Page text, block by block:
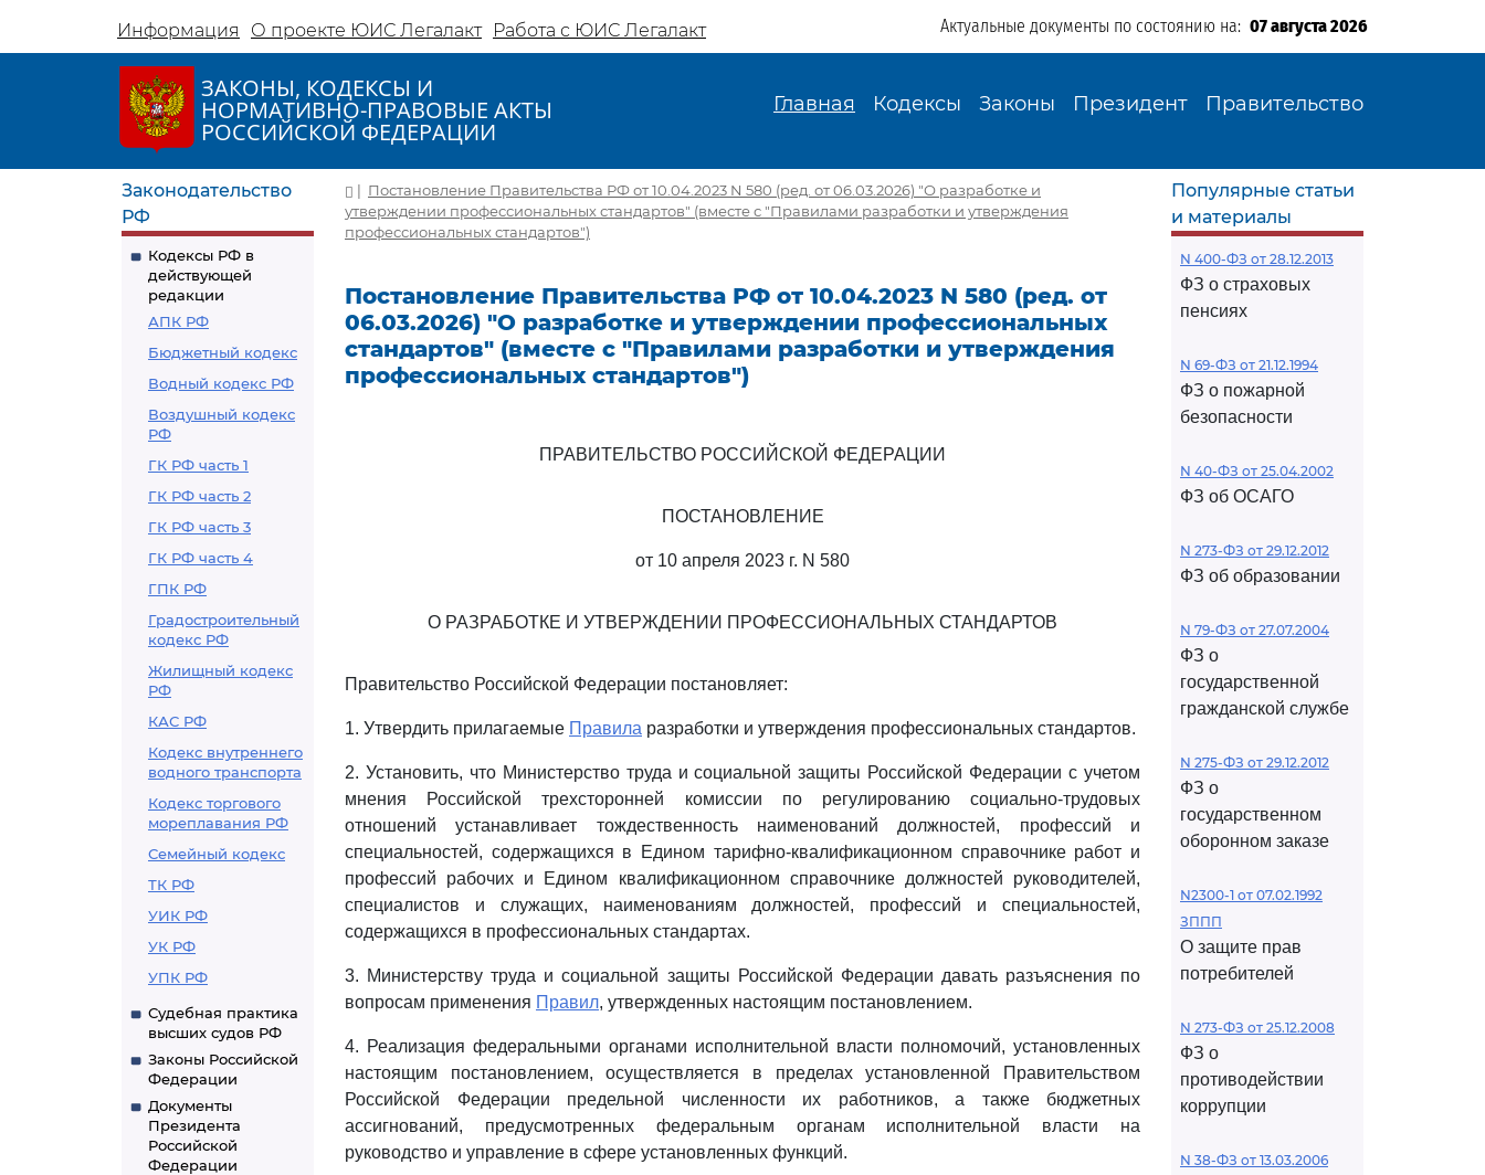
Информация О проекте ЮИС Легалакт Работа с ЮИС Легалакт Актуальные документы по состоянию на: 07 августа 2026
ЗАКОНЫ, КОДЕКСЫ И
НОРМАТИВНО-ПРАВОВЫЕ АКТЫ
РОССИЙСКОЙ ФЕДЕРАЦИИ
Главная Кодексы Законы Президент Правительство
Законодательство
РФ
Кодексы РФ в
действующей
редакции
АПК РФ
Бюджетный кодекс
Водный кодекс РФ
Воздушный кодекс
РФ
ГК РФ часть 1
ГК РФ часть 2
ГК РФ часть 3
ГК РФ часть 4
ГПК РФ
Градостроительный
кодекс РФ
Жилищный кодекс
РФ
КАС РФ
Кодекс внутреннего
водного транспорта
Кодекс торгового
мореплавания РФ
Семейный кодекс
ТК РФ
УИК РФ
УК РФ
УПК РФ
Судебная практика
высших судов РФ
Законы Российской
Федерации
Документы
Президента
Российской
Федерации
| Постановление Правительства РФ от 10.04.2023 N 580 (ред. от 06.03.2026) "О разработке и
утверждении профессиональных стандартов" (вместе с "Правилами разработки и утверждения
профессиональных стандартов")
Постановление Правительства РФ от 10.04.2023 N 580 (ред. от
06.03.2026) "О разработке и утверждении профессиональных
стандартов" (вместе с "Правилами разработки и утверждения
профессиональных стандартов")
ПРАВИТЕЛЬСТВО РОССИЙСКОЙ ФЕДЕРАЦИИ
ПОСТАНОВЛЕНИЕ
от 10 апреля 2023 г. N 580
О РАЗРАБОТКЕ И УТВЕРЖДЕНИИ ПРОФЕССИОНАЛЬНЫХ СТАНДАРТОВ
Правительство Российской Федерации постановляет:
1. Утвердить прилагаемые Правила разработки и утверждения профессиональных стандартов.
2. Установить, что Министерство труда и социальной защиты Российской Федерации с учетом
мнения Российской трехсторонней комиссии по регулированию социально-трудовых
отношений устанавливает тождественность наименований должностей, профессий и
специальностей, содержащихся в Едином тарифно-квалификационном справочнике работ и
профессий рабочих и Едином квалификационном справочнике должностей руководителей,
специалистов и служащих, наименованиям должностей, профессий и специальностей,
содержащихся в профессиональных стандартах.
3. Министерству труда и социальной защиты Российской Федерации давать разъяснения по
вопросам применения Правил, утвержденных настоящим постановлением.
4. Реализация федеральными органами исполнительной власти полномочий, установленных
настоящим постановлением, осуществляется в пределах установленной Правительством
Российской Федерации предельной численности их работников, а также бюджетных
ассигнований, предусмотренных федеральным органам исполнительной власти на
руководство и управление в сфере установленных функций.
Популярные статьи
и материалы
N 400-ФЗ от 28.12.2013
ФЗ о страховых
пенсиях
N 69-ФЗ от 21.12.1994
ФЗ о пожарной
безопасности
N 40-ФЗ от 25.04.2002
ФЗ об ОСАГО
N 273-ФЗ от 29.12.2012
ФЗ об образовании
N 79-ФЗ от 27.07.2004
ФЗ о
государственной
гражданской службе
N 275-ФЗ от 29.12.2012
ФЗ о
государственном
оборонном заказе
N2300-1 от 07.02.1992
ЗППП
О защите прав
потребителей
N 273-ФЗ от 25.12.2008
ФЗ о
противодействии
коррупции
N 38-ФЗ от 13.03.2006